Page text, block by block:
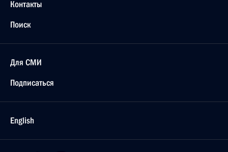
Контакты
Поиск
Для СМИ
Подписаться
English